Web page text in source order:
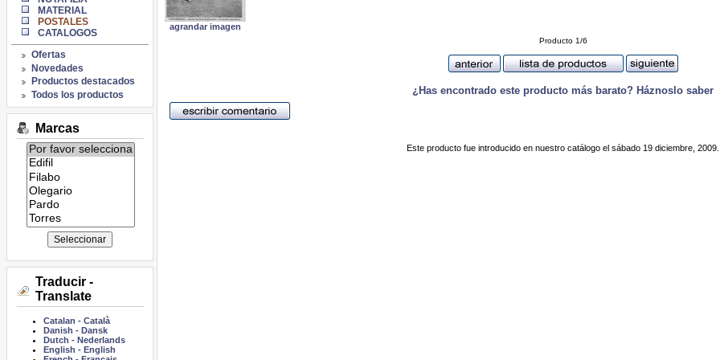
MATERIAL
POSTALES
CATALOGOS
Ofertas
Novedades
Productos destacados
Todos los productos
Marcas
Listado
de
marcas:
Traducir -
Translate
Catalan -Català
Danish - Dansk
Dutch - Nederlands
English - English
agrandar imagen
Producto 1/6
¿Has encontrado este producto más barato? Háznoslo saber
Este producto fue introducido en nuestro catálogo el sábado 19 diciembre, 2009.